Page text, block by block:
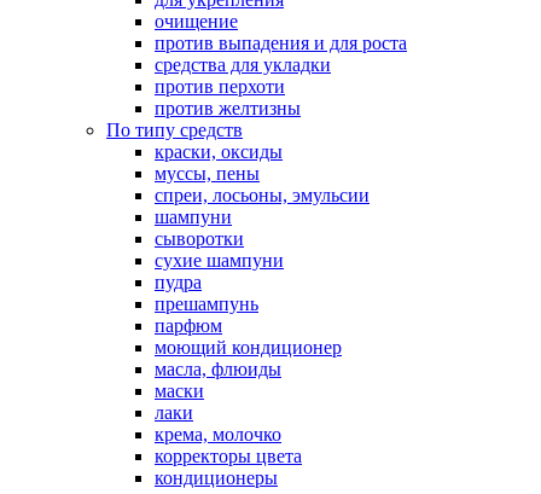
очищение
против выпадения и для роста
средства для укладки
против перхоти
против желтизны
По типу средств
краски, оксиды
муссы, пены
спреи, лосьоны, эмульсии
шампуни
сыворотки
сухие шампуни
пудра
прешампунь
парфюм
моющий кондиционер
масла, флюиды
маски
лаки
крема, молочко
корректоры цвета
кондиционеры